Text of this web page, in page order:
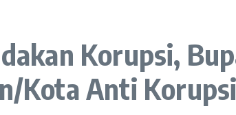
Korupsi,
Kota Anti Korupsi